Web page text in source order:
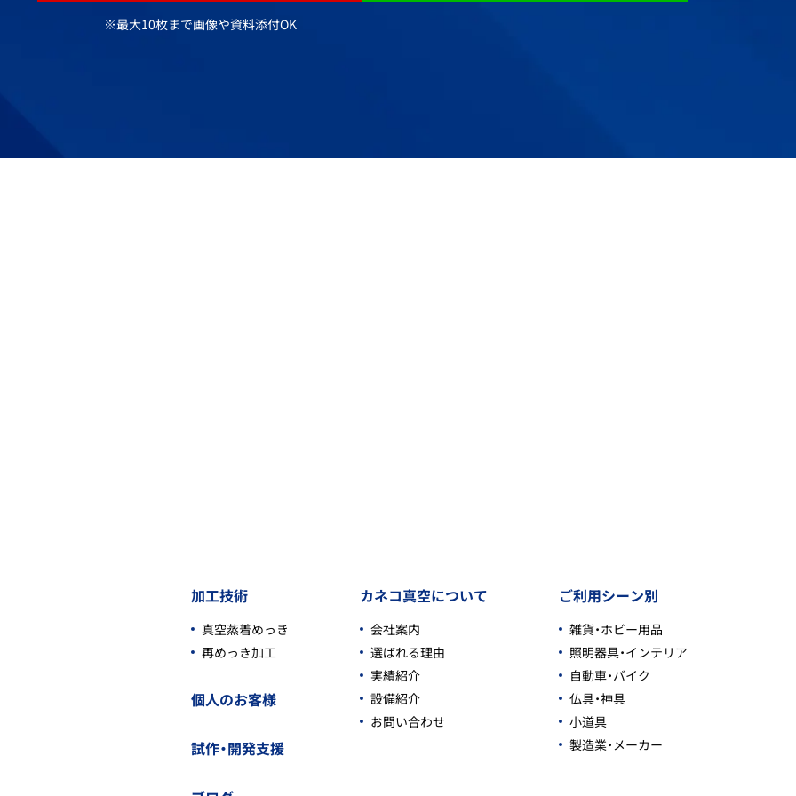
※最大10枚まで画像や資料添付OK
加工技術
真空蒸着めっき
再めっき加工
個人のお客様
試作・開発支援
カネコ真空について
会社案内
選ばれる理由
実績紹介
設備紹介
お問い合わせ
ご利用シーン別
雑貨・ホビー用品
照明器具・インテリア
自動車・バイク
仏具・神具
小道具
製造業・メーカー